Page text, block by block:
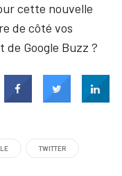
cette nouvelle
de côté vos
Google Buzz ?
TWITTER